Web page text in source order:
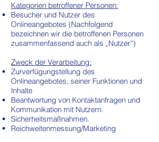
Kategorien betroffener Personen:
Besucher und Nutzer des
Onlineangebotes (Nachfolgend
bezeichnen wir die betroffenen Personen
zusammenfassend auch als „Nutzer“)
Zweck der Verarbeitung:
Zurverfügungstellung des
Onlineangebotes, seiner Funktionen und
Inhalte
Beantwortung von Kontaktanfragen und
Kommunikation mit Nutzern.
Sicherheitsmaßnahmen.
Reichweitenmessung/Marketing